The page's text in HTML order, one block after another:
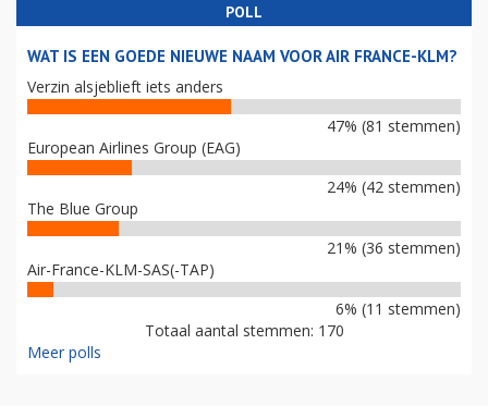
POLL
WAT IS EEN GOEDE NIEUWE NAAM VOOR AIR FRANCE-KLM?
Verzin alsjeblieft iets anders
47% (81 stemmen)
European Airlines Group (EAG)
24% (42 stemmen)
The Blue Group
21% (36 stemmen)
Air-France-KLM-SAS(-TAP)
6% (11 stemmen)
Totaal aantal stemmen: 170
Meer polls